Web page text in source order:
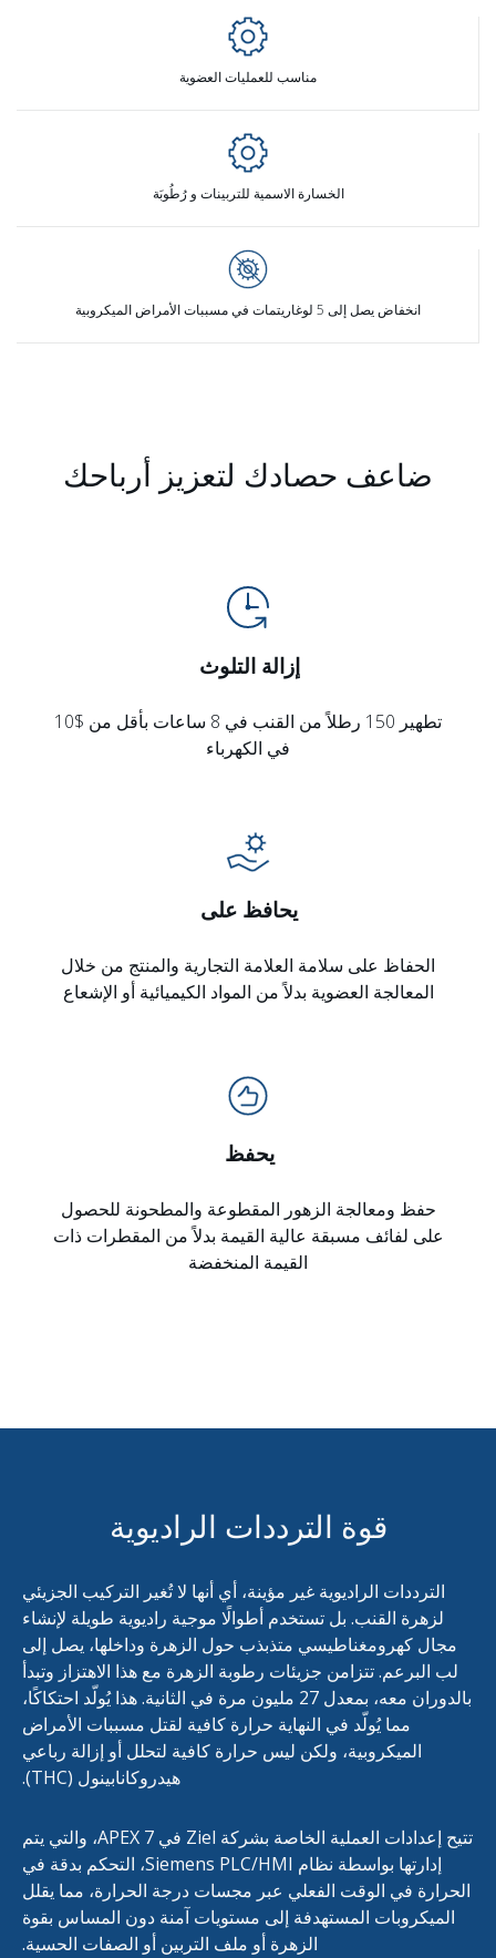
مناسب للعمليات العضوية
الخسارة الاسمية للتربينات ورُطُوبَة
انخفاض يصل إلى 5 لوغاريتمات في مسببات الأمراض الميكروبية
ضاعف حصادك لتعزيز أرباحك
إزالة التلوث
تطهير 150 رطلاً من القنب في 8 ساعات بأقل من $10
في الكهرباء
يحافظ على
الحفاظ على سلامة العلامة التجارية والمنتج من خلال
المعالجة العضوية بدلاً من المواد الكيميائية أو الإشعاع
يحفظ
حفظ ومعالجة الزهور المقطوعة والمطحونة للحصول
على لفائف مسبقة عالية القيمة بدلاً من المقطرات ذات
القيمة المنخفضة
قوة الترددات الراديوية
الترددات الراديوية غير مؤينة، أي أنها لا تُغير التركيب الجزيئي
لزهرة القنب. بل تستخدم أطوالًا موجية راديوية طويلة لإنشاء
مجال كهرومغناطيسي متذبذب حول الزهرة وداخلها، يصل إلى
لب البرعم. تتزامن جزيئات رطوبة الزهرة مع هذا الاهتزاز وتبدأ
بالدوران معه، بمعدل 27 مليون مرة في الثانية. هذا يُولّد احتكاكًا،
مما يُولّد في النهاية حرارة كافية لقتل مسببات الأمراض
الميكروبية، ولكن ليس حرارة كافية لتحلل أو إزالة رباعي
هيدروكانابينول (THC).
تتيح إعدادات العملية الخاصة بشركة Ziel في APEX 7، والتي يتم
إدارتها بواسطة نظام Siemens PLC/HMI، التحكم بدقة في
الحرارة في الوقت الفعلي عبر مجسات درجة الحرارة، مما يقلل
الميكروبات المستهدفة إلى مستويات آمنة دون المساس بقوة
الزهرة أو ملف التربين أو الصفات الحسية.